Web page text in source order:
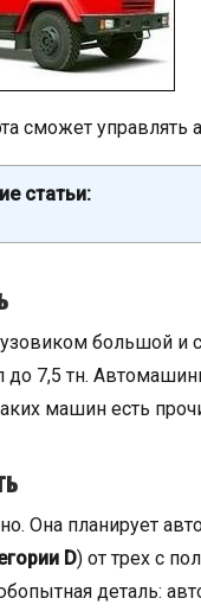
сможет управлять
статьи:
большой и
до 7,5 тн.
машин есть
Она планирует
D) от трех с
деталь: